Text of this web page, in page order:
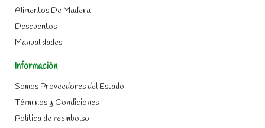
Alimentos De Madera
Descuentos
Manualidades
Información
Somos Proveedores del Estado
Términos y Condiciones
Política de reembolso